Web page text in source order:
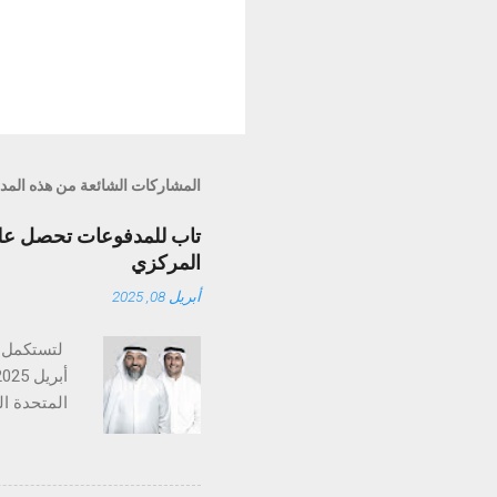
المشاركات الشائعة من هذه
تاب للمدفوعات تحصل
المركزي
أبريل 08, 2025
متخصصة